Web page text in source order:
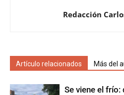
Redacción
Artículo relacionados Más del
Se viene el